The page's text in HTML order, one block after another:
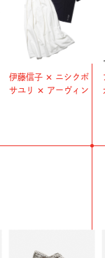
伊藤信子 ✕ ニシクボ
サユリ ✕ アーヴィン